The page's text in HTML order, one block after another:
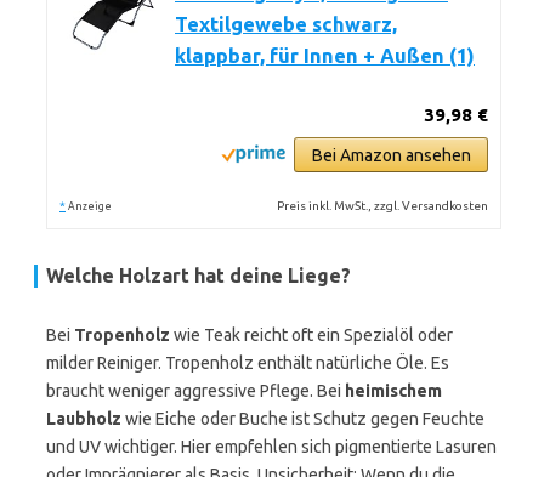
Textilgewebe schwarz,
klappbar, für Innen + Außen (1)
39,98 €
Bei Amazon ansehen
* Anzeige Preis inkl. MwSt., zzgl. Versandkosten
Welche Holzart hat deine Liege?
Bei Tropenholz wie Teak reicht oft ein Spezialöl oder
milder Reiniger. Tropenholz enthält natürliche Öle. Es
braucht weniger aggressive Pflege. Bei heimischem
Laubholz wie Eiche oder Buche ist Schutz gegen Feuchte
und UV wichtiger. Hier empfehlen sich pigmentierte Lasuren